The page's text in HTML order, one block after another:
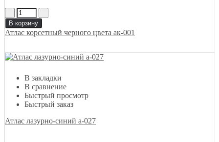
В корзину
Атлас корсетный черного цвета ак-001
В закладки
В сравнение
Быстрый просмотр
Быстрый заказ
Атлас лазурно-синий а-027